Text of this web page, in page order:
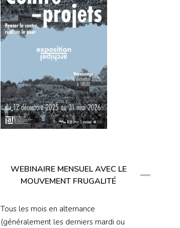
WEBINAIRE MENSUEL AVEC LE
MOUVEMENT FRUGALITÉ
Tous les mois en alternance
(généralement les derniers mardi ou